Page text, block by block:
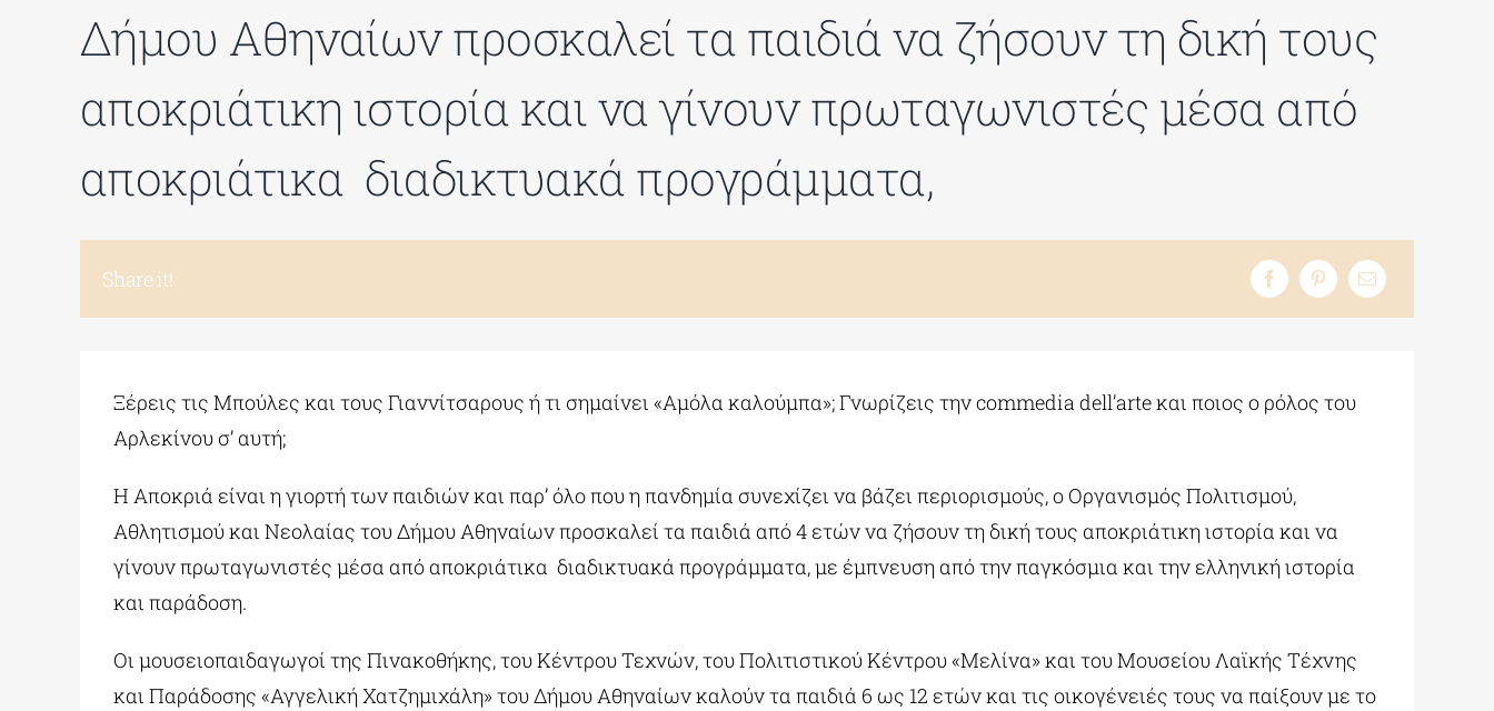
Δήμου Αθηναίων προσκαλεί τα παιδιά να ζήσουν τη δική τους
αποκριάτικη ιστορία και να γίνουν πρωταγωνιστές μέσα από
αποκριάτικα διαδικτυακά προγράμματα,
Share it!
Ξέρεις τις Μπούλες και τους Γιαννίτσαρους ή τι σημαίνει «Αμόλα καλούμπα»; Γνωρίζεις την commedia dell’arte και ποιος ο ρόλος του
Αρλεκίνου σ’ αυτή;
Η Αποκριά είναι η γιορτή των παιδιών και παρ’ όλο που η πανδημία συνεχίζει να βάζει περιορισμούς, ο Οργανισμός Πολιτισμού,
Αθλητισμού και Νεολαίας του Δήμου Αθηναίων προσκαλεί τα παιδιά από 4 ετών να ζήσουν τη δική τους αποκριάτικη ιστορία και να
γίνουν πρωταγωνιστές μέσα από αποκριάτικα διαδικτυακά προγράμματα, με έμπνευση από την παγκόσμια και την ελληνική ιστορία
και παράδοση.
Οι μουσειοπαιδαγωγοί της Πινακοθήκης, του Κέντρου Τεχνών, του Πολιτιστικού Κέντρου «Μελίνα» και του Μουσείου Λαϊκής Τέχνης
και Παράδοσης «Αγγελική Χατζημιχάλη» του Δήμου Αθηναίων καλούν τα παιδιά 6 ως 12 ετών και τις οικογένειές τους να παίξουν με το